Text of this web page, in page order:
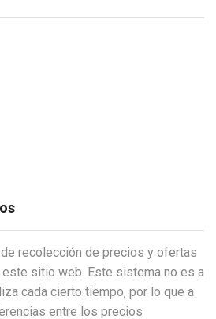
recolección de precios y ofertas
sitio web. Este sistema no es a
cada cierto tiempo, por lo que a
entre los precios